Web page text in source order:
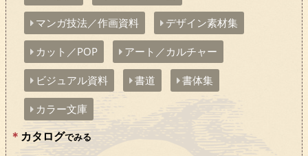
マンガ技法／作画資料 デザイン素材集
カット／POP アート／カルチャー
ビジュアル資料 書道 書体集
カラー文庫
カタログでみる